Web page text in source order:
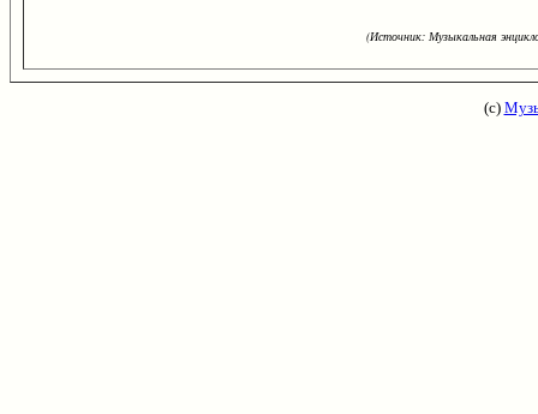
(Источник: Музыкальная
(с)